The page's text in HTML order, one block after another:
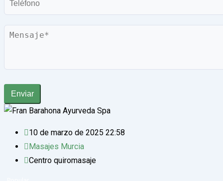
Mensaje
Enviar
10 de marzo de 2025 22:58
Masajes Murcia
Centro quiromasaje